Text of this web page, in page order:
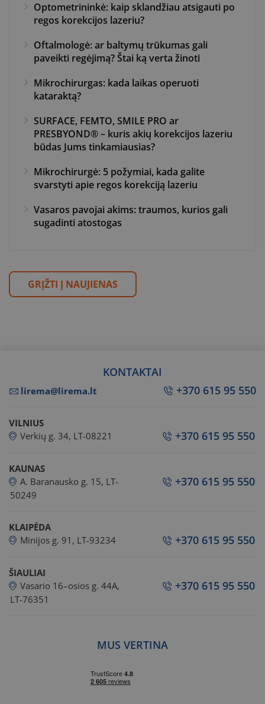
Optometrininkė: kaip sklandžiau atsigauti po
regos korekcijos lazeriu?
Oftalmologė: ar baltymų trūkumas gali
paveikti regėjimą? Štai ką verta žinoti
Mikrochirurgas: kada laikas operuoti
kataraktą?
SURFACE, FEMTO, SMILE PRO ar
PRESBYOND® – kuris akių korekcijos lazeriu
būdas Jums tinkamiausias?
Mikrochirurgė: 5 požymiai, kada galite
svarstyti apie regos korekciją lazeriu
Vasaros pavojai akims: traumos, kurios gali
sugadinti atostogas
GRĮŽTI Į NAUJIENAS
KONTAKTAI
lirema@lirema.lt +370 615 95 550
VILNIUS
Verkių g. 34, LT-08221
+370 615 95 550
KAUNAS
A. Baranausko g. 15, LT-
50249
+370 615 95 550
KLAIPĖDA
Minijos g. 91, LT-93234
+370 615 95 550
ŠIAULIAI
Vasario 16–osios g. 44A,
LT-76351
+370 615 95 550
MUS VERTINA